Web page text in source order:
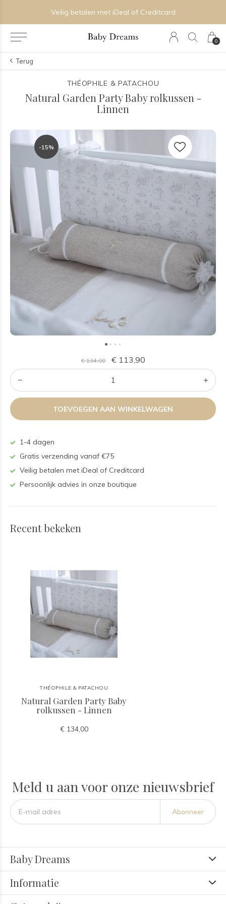
0
Veilig betalen met iDeal of Creditcard
Terug
THÉOPHILE & PATACHOU
Natural Garden Party Baby rolkussen -
Linnen
-15%
€ 134,00 € 113,90
TOEVOEGEN AAN WINKELWAGEN
1-4 dagen
Gratis verzending vanaf €75
Veilig betalen met iDeal of Creditcard
Persoonlijk advies in onze boutique
Recent bekeken
THÉOPHILE & PATACHOU
Natural Garden Party Baby
rolkussen - Linnen
€ 134,00
Meld u aan voor onze nieuwsbrief
Abonneer
Baby Dreams
Informatie